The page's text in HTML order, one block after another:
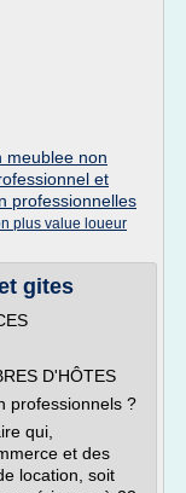
meublee non
et
professionnelles
plus value loueur
gites
D'HÔTES
professionnels ?
qui,
et des
location, soit